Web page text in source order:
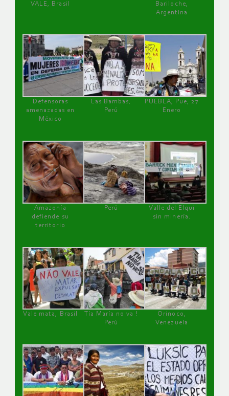
VALE, Brasil
Bariloche,
Argentina
Defensoras
amenazadas en
México
Las Bambas,
Perú
PUEBLA, Pue, 27
Enero
Amazonía
defiende su
territorio
Perú
Valle del Elqui
sin minería.
Vale mata, Brasil
Tía María no va !
Perú
Orinoco,
Venezuela